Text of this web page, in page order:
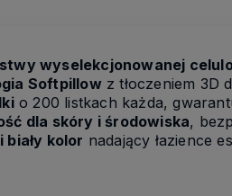
wyselekcjonowanej
Softpillowz tłoczeniem 3D
o 200 listkach każda,
dla skóry i środowiska,
biały kolor nadający łazience